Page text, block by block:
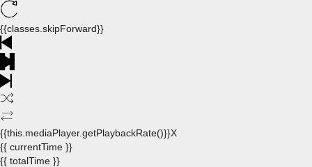
{{classes.skipForward}}
{{this.mediaPlayer.getPlaybackRate()}}X
{{ currentTime }}
{{ totalTime }}